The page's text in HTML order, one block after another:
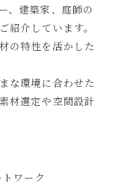
、建築家、庭師の
紹介しています。
の特性を活かした
な環境に合わせた
材選定や空間設計
トワーク